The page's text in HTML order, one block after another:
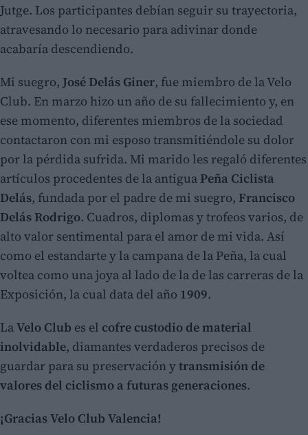
Jutge. Los participantes debían seguir su trayectoria,
atravesando lo necesario para adivinar donde
acabaría descendiendo.
Mi suegro, José Delás Giner, fue miembro de la Velo
Club. En marzo hizo un año de su fallecimiento y, en
ese momento, diferentes miembros de la sociedad
contactaron con mi esposo transmitiéndole su dolor
por la pérdida sufrida. Mi marido les regaló diferentes
artículos procedentes de la antigua Peña Ciclista
Delás, fundada por el padre de mi suegro, Francisco
Delás Rodrigo. Cuadros, diplomas y trofeos varios, de
alto valor sentimental para el amor de mi vida. Así
como el estandarte y la campana de la Peña, la cual
voltea como una joya al lado de la de las carreras de la
Exposición, la cual data del año 1909.
LaVelo Club es el cofre custodio de material
inolvidable, diamantes verdaderos precisos de
guardar para su preservación ytransmisión de
valores del ciclismo a futuras generaciones.
¡Gracias Velo Club Valencia!